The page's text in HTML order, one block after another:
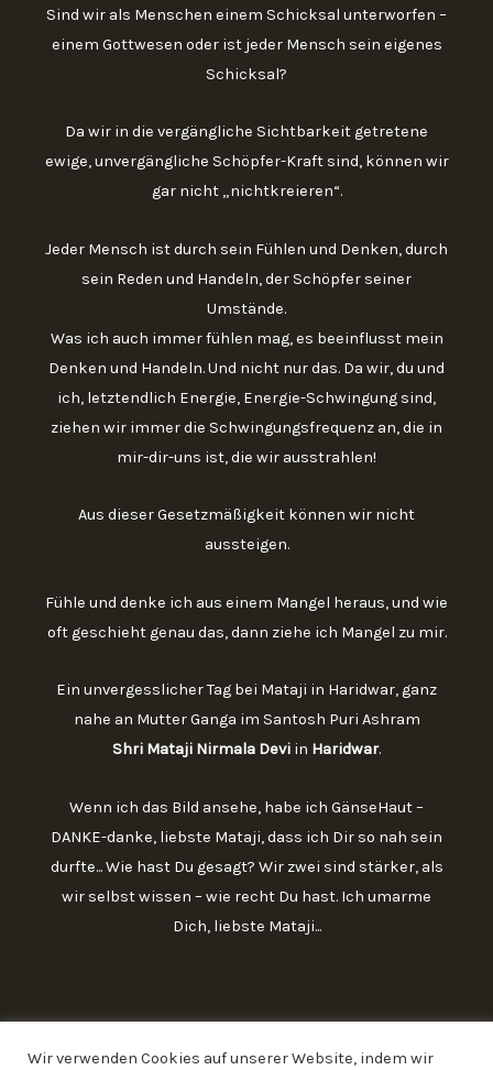
Sind wir als Menschen einem Schicksal unterworfen –
einem Gottwesen oder ist jeder Mensch sein eigenes
Schicksal?
Da wir in die vergängliche Sichtbarkeit getretene
ewige, unvergängliche Schöpfer-Kraft sind, können wir
gar nicht „nichtkreieren“.
Jeder Mensch ist durch sein Fühlen und Denken, durch
sein Reden und Handeln, der Schöpfer seiner
Umstände.
Was ich auch immer fühlen mag, es beeinflusst mein
Denken und Handeln. Und nicht nur das. Da wir, du und
ich, letztendlich Energie, Energie-Schwingung sind,
ziehen wir immer die Schwingungsfrequenz an, die in
mir-dir-uns ist, die wir ausstrahlen!
Aus dieser Gesetzmäßigkeit können wir nicht
aussteigen.
Fühle und denke ich aus einem Mangel heraus, und wie
oft geschieht genau das, dann ziehe ich Mangel zu mir.
Ein unvergesslicher Tag bei Mataji in Haridwar, ganz
nahe an Mutter Ganga im Santosh Puri Ashram
Shri Mataji Nirmala Devi in Haridwar.
Wenn ich das Bild ansehe, habe ich GänseHaut –
DANKE-danke, liebste Mataji, dass ich Dir so nah sein
durfte... Wie hast Du gesagt? Wir zwei sind stärker, als
wir selbst wissen – wie recht Du hast. Ich umarme
Dich, liebste Mataji...
Wir verwenden Cookies auf unserer Website, indem wir